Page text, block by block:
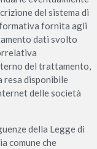
del sistema di
fornita agli
dati svolto
del trattamento,
resa disponibile
delle società
della Legge di
comune che